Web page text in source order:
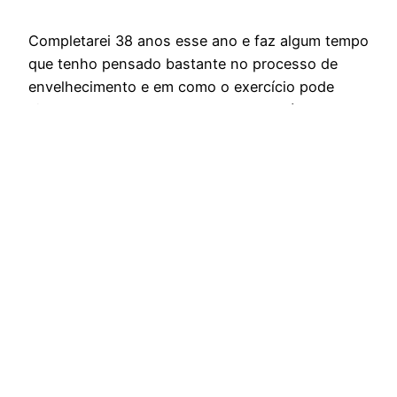
Completarei 38 anos esse ano e faz algum tempo
que tenho pensado bastante no processo de
envelhecimento e em como o exercício pode
ajudar nesse processo. Essa semana lí uma